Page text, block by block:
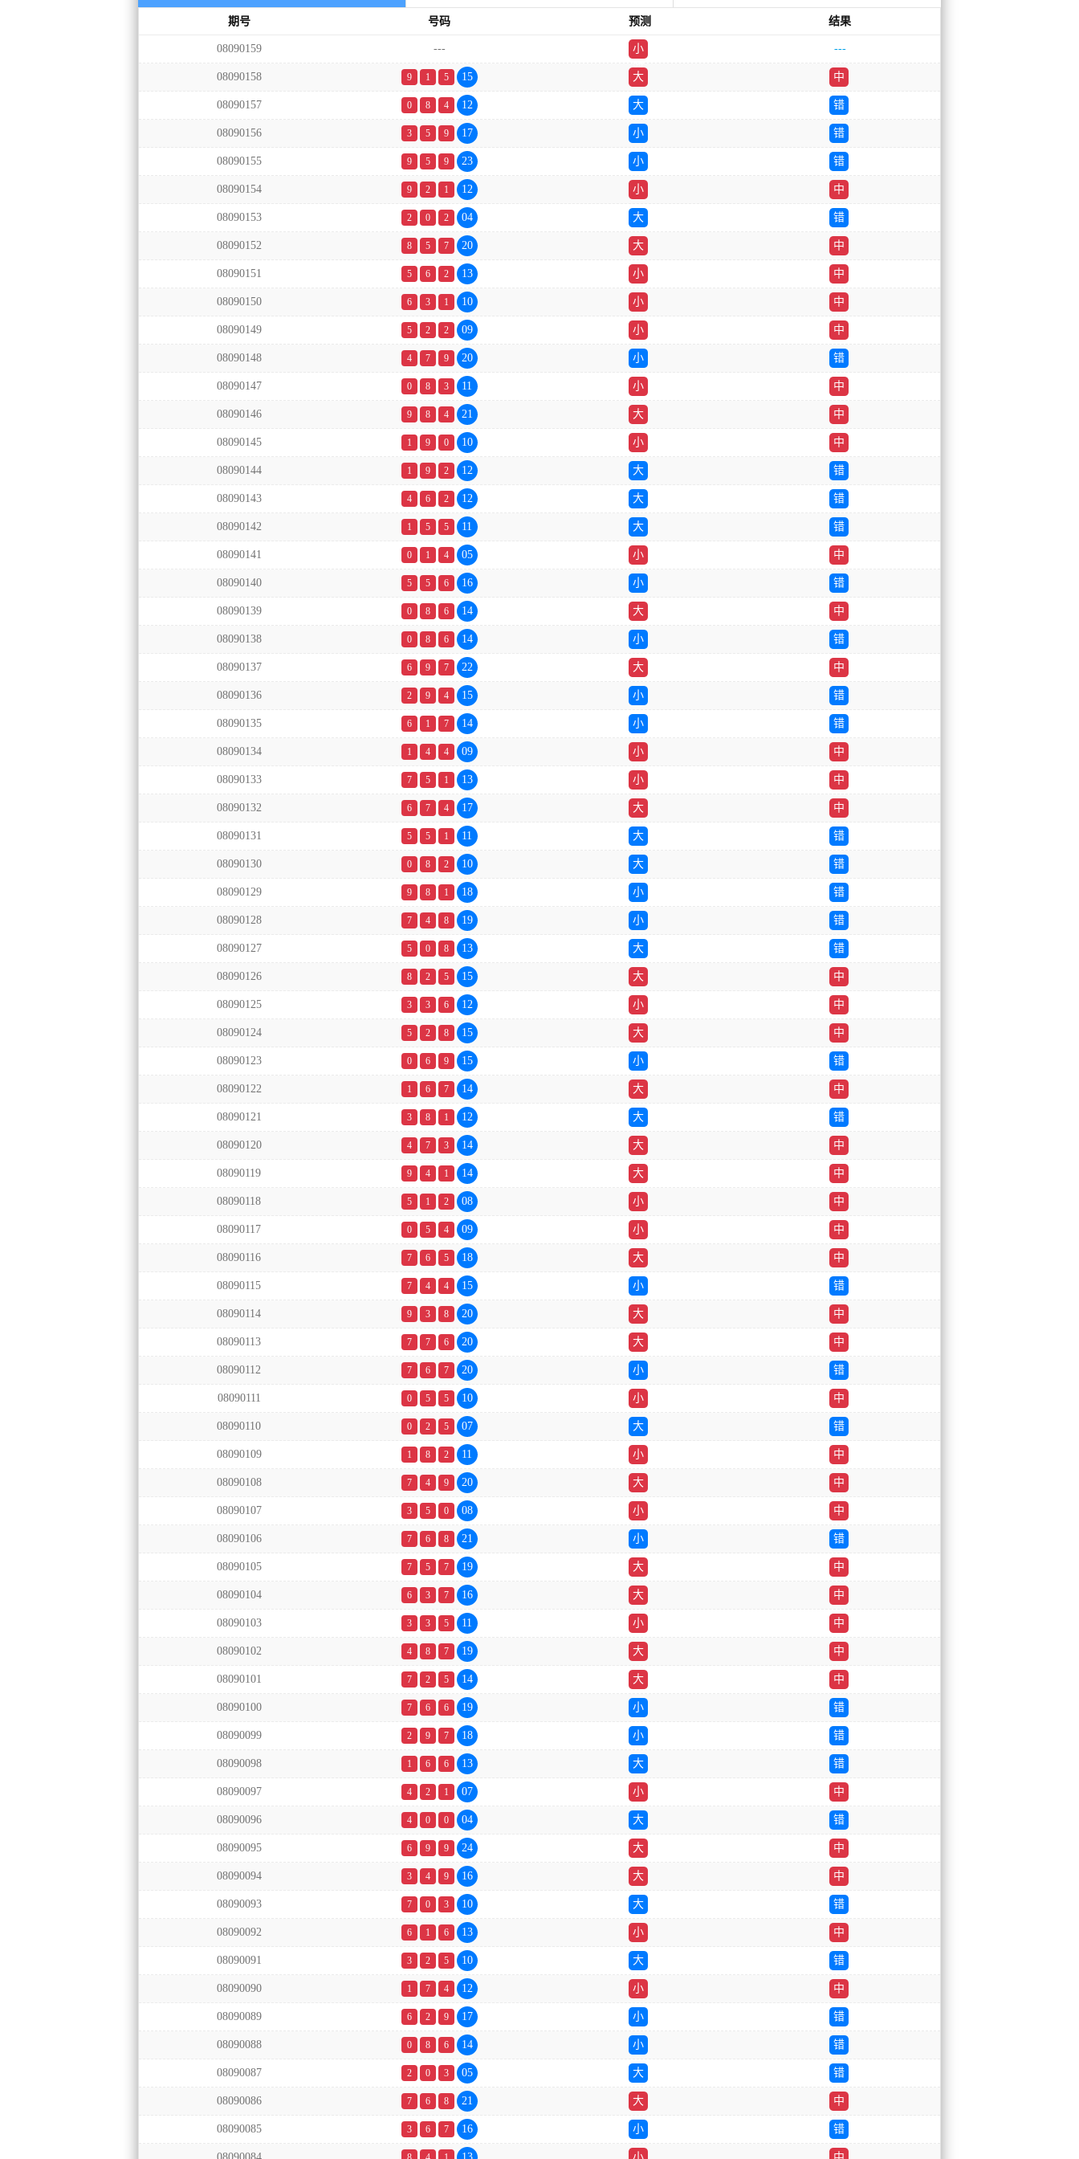
期号 号码 预测 结果
08090159 ---
小
双
---
08090158 9 1 5 15 大 中
08090157 0 8 4 12 大 错
08090156 3 5 9 17 小 错
08090155 9 5 9 23 小 错
08090154 9 2 1 12 小 中
08090153 2 0 2 04 大 错
08090152 8 5 7 20 大 中
08090151 5 6 2 13 小 中
08090150 6 3 1 10 小 中
08090149 5 2 2 09 小 中
08090148 4 7 9 20 小 错
08090147 0 8 3 11 小 中
08090146 9 8 4 21 大 中
08090145 1 9 0 10 小 中
08090144 1 9 2 12 大 错
08090143 4 6 2 12 大 错
08090142 1 5 5 11 大 错
08090141 0 1 4 05 小 中
08090140 5 5 6 16 小 错
08090139 0 8 6 14 大 中
08090138 0 8 6 14 小 错
08090137 6 9 7 22 大 中
08090136 2 9 4 15 小 错
08090135 6 1 7 14 小 错
08090134 1 4 4 09 小 中
08090133 7 5 1 13 小 中
08090132 6 7 4 17 大 中
08090131 5 5 1 11 大 错
08090130 0 8 2 10 大 错
08090129 9 8 1 18 小 错
08090128 7 4 8 19 小 错
08090127 5 0 8 13 大 错
08090126 8 2 5 15 大 中
08090125 3 3 6 12 小 中
08090124 5 2 8 15 大 中
08090123 0 6 9 15 小 错
08090122 1 6 7 14 大 中
08090121 3 8 1 12 大 错
08090120 4 7 3 14 大 中
08090119 9 4 1 14 大 中
08090118 5 1 2 08 小 中
08090117 0 5 4 09 小 中
08090116 7 6 5 18 大 中
08090115 7 4 4 15 小 错
08090114 9 3 8 20 大 中
08090113 7 7 6 20 大 中
08090112 7 6 7 20 小 错
08090111 0 5 5 10 小 中
08090110 0 2 5 07 大 错
08090109 1 8 2 11 小 中
08090108 7 4 9 20 大 中
08090107 3 5 0 08 小 中
08090106 7 6 8 21 小 错
08090105 7 5 7 19 大 中
08090104 6 3 7 16 大 中
08090103 3 3 5 11 小 中
08090102 4 8 7 19 大 中
08090101 7 2 5 14 大 中
08090100 7 6 6 19 小 错
08090099 2 9 7 18 小 错
08090098 1 6 6 13 大 错
08090097 4 2 1 07 小 中
08090096 4 0 0 04 大 错
08090095 6 9 9 24 大 中
08090094 3 4 9 16 大 中
08090093 7 0 3 10 大 错
08090092 6 1 6 13 小 中
08090091 3 2 5 10 大 错
08090090 1 7 4 12 小 中
08090089 6 2 9 17 小 错
08090088 0 8 6 14 小 错
08090087 2 0 3 05 大 错
08090086 7 6 8 21 大 中
08090085 3 6 7 16 小 错